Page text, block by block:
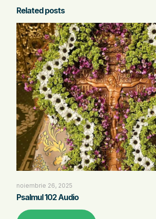
Related posts
noiembrie 26, 2025
Psalmul 102 Audio